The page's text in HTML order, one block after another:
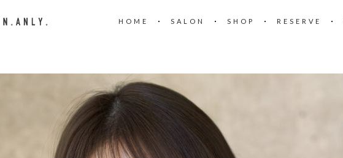
HOME SALON SHOP RESERVE